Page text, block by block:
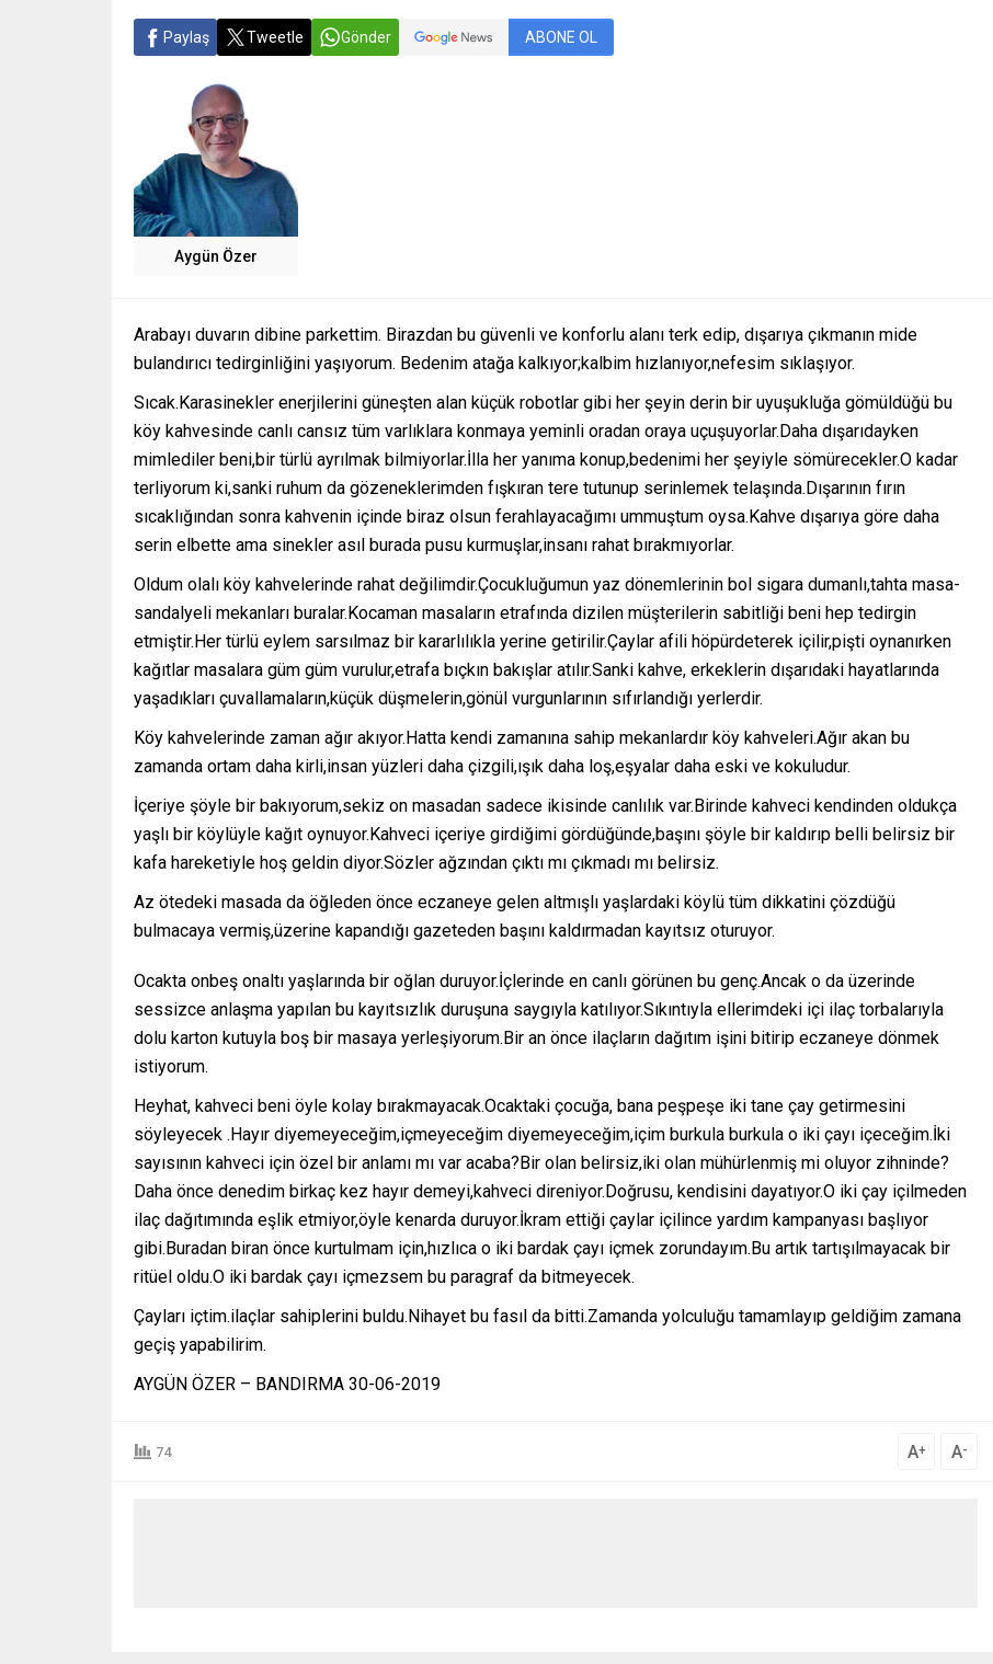
Paylaş Tweetle Gönder ABONE OL
Aygün Özer
Arabayı duvarın dibine parkettim. Birazdan bu güvenli ve konforlu alanı terk edip, dışarıya çıkmanın mide
bulandırıcı tedirginliğini yaşıyorum. Bedenim atağa kalkıyor;kalbim hızlanıyor,nefesim sıklaşıyor.
Sıcak.Karasinekler enerjilerini güneşten alan küçük robotlar gibi her şeyin derin bir uyuşukluğa gömüldüğü bu
köy kahvesinde canlı cansız tüm varlıklara konmaya yeminli oradan oraya uçuşuyorlar.Daha dışarıdayken
mimlediler beni,bir türlü ayrılmak bilmiyorlar.İlla her yanıma konup,bedenimi her şeyiyle sömürecekler.O kadar
terliyorum ki,sanki ruhum da gözeneklerimden fışkıran tere tutunup serinlemek telaşında.Dışarının fırın
sıcaklığından sonra kahvenin içinde biraz olsun ferahlayacağımı ummuştum oysa.Kahve dışarıya göre daha
serin elbette ama sinekler asıl burada pusu kurmuşlar,insanı rahat bırakmıyorlar.
Oldum olalı köy kahvelerinde rahat değilimdir.Çocukluğumun yaz dönemlerinin bol sigara dumanlı,tahta masa-
sandalyeli mekanları buralar.Kocaman masaların etrafında dizilen müşterilerin sabitliği beni hep tedirgin
etmiştir.Her türlü eylem sarsılmaz bir kararlılıkla yerine getirilir.Çaylar afili höpürdeterek içilir,pişti oynanırken
kağıtlar masalara güm güm vurulur,etrafa bıçkın bakışlar atılır.Sanki kahve, erkeklerin dışarıdaki hayatlarında
yaşadıkları çuvallamaların,küçük düşmelerin,gönül vurgunlarının sıfırlandığı yerlerdir.
Köy kahvelerinde zaman ağır akıyor.Hatta kendi zamanına sahip mekanlardır köy kahveleri.Ağır akan bu
zamanda ortam daha kirli,insan yüzleri daha çizgili,ışık daha loş,eşyalar daha eski ve kokuludur.
İçeriye şöyle bir bakıyorum,sekiz on masadan sadece ikisinde canlılık var.Birinde kahveci kendinden oldukça
yaşlı bir köylüyle kağıt oynuyor.Kahveci içeriye girdiğimi gördüğünde,başını şöyle bir kaldırıp belli belirsiz bir
kafa hareketiyle hoş geldin diyor.Sözler ağzından çıktı mı çıkmadı mı belirsiz.
Az ötedeki masada da öğleden önce eczaneye gelen altmışlı yaşlardaki köylü tüm dikkatini çözdüğü
bulmacaya vermiş,üzerine kapandığı gazeteden başını kaldırmadan kayıtsız oturuyor.
Ocakta onbeş onaltı yaşlarında bir oğlan duruyor.İçlerinde en canlı görünen bu genç.Ancak o da üzerinde
sessizce anlaşma yapılan bu kayıtsızlık duruşuna saygıyla katılıyor.Sıkıntıyla ellerimdeki içi ilaç torbalarıyla
dolu karton kutuyla boş bir masaya yerleşiyorum.Bir an önce ilaçların dağıtım işini bitirip eczaneye dönmek
istiyorum.
Heyhat, kahveci beni öyle kolay bırakmayacak.Ocaktaki çocuğa, bana peşpeşe iki tane çay getirmesini
söyleyecek .Hayır diyemeyeceğim,içmeyeceğim diyemeyeceğim,içim burkula burkula o iki çayı içeceğim.İki
sayısının kahveci için özel bir anlamı mı var acaba?Bir olan belirsiz,iki olan mühürlenmiş mi oluyor zihninde?
Daha önce denedim birkaç kez hayır demeyi,kahveci direniyor.Doğrusu, kendisini dayatıyor.O iki çay içilmeden
ilaç dağıtımında eşlik etmiyor,öyle kenarda duruyor.İkram ettiği çaylar içilince yardım kampanyası başlıyor
gibi.Buradan biran önce kurtulmam için,hızlıca o iki bardak çayı içmek zorundayım.Bu artık tartışılmayacak bir
ritüel oldu.O iki bardak çayı içmezsem bu paragraf da bitmeyecek.
Çayları içtim.ilaçlar sahiplerini buldu.Nihayet bu fasıl da bitti.Zamanda yolculuğu tamamlayıp geldiğim zamana
geçiş yapabilirim.
AYGÜN ÖZER – BANDIRMA 30-06-2019
74 A+ A-